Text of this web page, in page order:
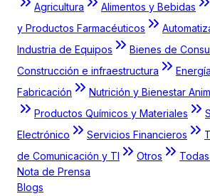
Agricultura Alimentos y Bebidas
y Productos Farmacéuticos
Industria de Equipos
Bienes de
Construcción e infraestructura
Fabricación
Nutrición y Bienestar
Productos Químicos y Materiales
Electrónico
Servicios Financieros
de Comunicación y TI
Otros
Nota de Prensa
Blogs